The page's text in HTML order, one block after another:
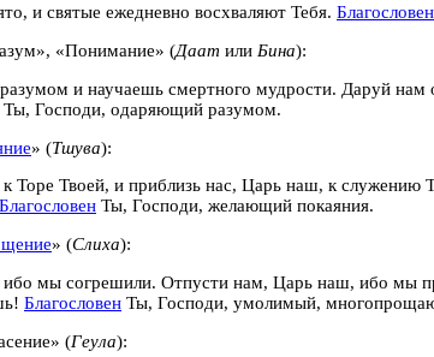
и святые ежедневно восхваляют Тебя. Благословен
«Понимание» (Даат или Бина):
и научаешь смертного мудрости. Даруй нам
Ты, Господи, одаряющий разумом.
» (Тшува):
к Торе Твоей, и приблизь нас, Царь наш, к служению
Благословен Ты, Господи, желающий покаяния.
» (Слиха):
ибо мы согрешили. Отпусти нам, Царь наш, ибо мы
Благословен Ты, Господи, умолимый,
(Геула):